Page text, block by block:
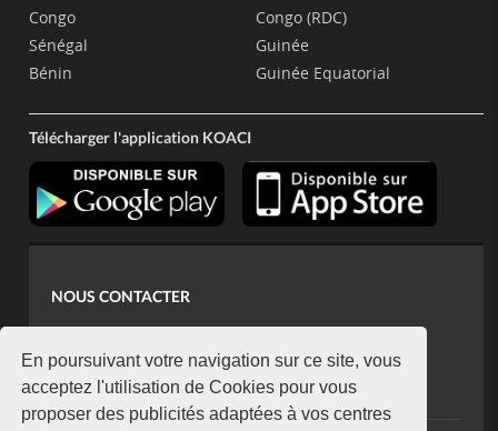
En poursuivant votre navigation sur ce site, vous
acceptez l'utilisation de Cookies pour vous
proposer des publicités adaptées à vos centres
Congo
Sénégal
Bénin
Congo (RDC)
Guinée
Guinée Equatorial
Télécharger l'application KOACI
NOUS CONTACTER
koaci@yahoo.fr
+225 07 08 85 52 93